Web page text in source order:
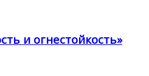
и огнестойкость»